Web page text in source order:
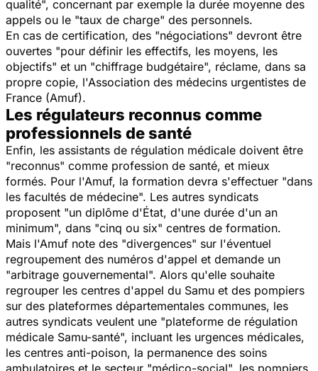
qualité", concernant par exemple la durée moyenne des
appels ou le "taux de charge" des personnels.
En cas de certification, des "négociations" devront être
ouvertes "pour définir les effectifs, les moyens, les
objectifs" et un "chiffrage budgétaire", réclame, dans sa
propre copie, l'Association des médecins urgentistes de
France (Amuf).
Les régulateurs reconnus comme
professionnels de santé
Enfin, les assistants de régulation médicale doivent être
"reconnus" comme profession de santé, et mieux
formés. Pour l'Amuf, la formation devra s'effectuer "dans
les facultés de médecine". Les autres syndicats
proposent "un diplôme d'État, d'une durée d'un an
minimum", dans "cinq ou six" centres de formation.
Mais l'Amuf note des "divergences" sur l'éventuel
regroupement des numéros d'appel et demande un
"arbitrage gouvernemental". Alors qu'elle souhaite
regrouper les centres d'appel du Samu et des pompiers
sur des plateformes départementales communes, les
autres syndicats veulent une "plateforme de régulation
médicale Samu-santé", incluant les urgences médicales,
les centres anti-poison, la permanence des soins
ambulatoires et le secteur "médico-social", les pompiers